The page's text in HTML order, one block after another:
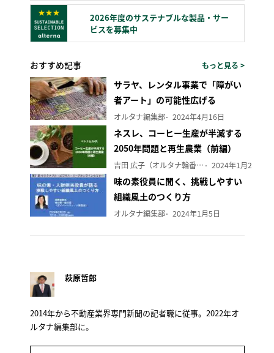
2026年度のサステナブルな製品・サー
ビスを募集中
おすすめ記事 もっと見る >
サラヤ、レンタル事業で「障がい
者アート」の可能性広げる
オルタナ編集部 2024年4月16日
ネスレ、コーヒー生産が半減する
2050年問題と再生農業（前編）
吉田 広子（オルタナ輪番編集長） 2024年1月29日
味の素役員に聞く、挑戦しやすい
組織風土のつくり方
オルタナ編集部 2024年1月5日
萩原哲郎
2014年から不動産業界専門新聞の記者職に従事。2022年オ
ルタナ編集部に。